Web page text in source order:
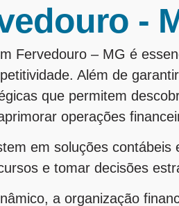
-
Fervedouro – MG é
Além de
que permitem
operações
em soluções
e tomar decisões
a organização